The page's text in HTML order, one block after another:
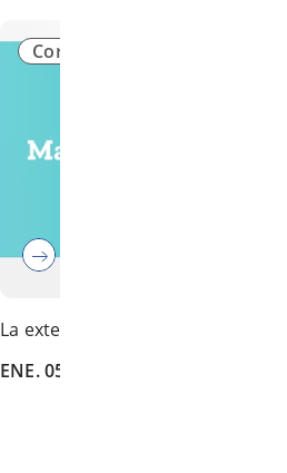
Corporate
La externalización aumenta a
ENE. 05 |